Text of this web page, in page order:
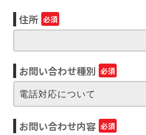
住所 必須
お問い合わせ種別 必須
お問い合わせ内容 必須